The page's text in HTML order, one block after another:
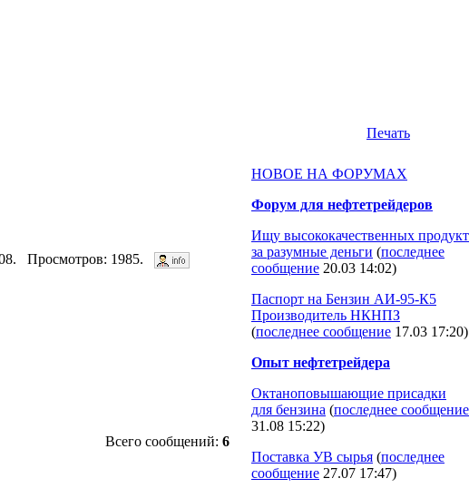
Печать
Просмотров: 1985.
Всего сообщений: 6
НОВОЕ НА ФОРУМАХ
Форум для нефтетрейдеров
Ищу высококачественных продукт
за разумные деньги (последнее
сообщение 20.03 14:02)
Паспорт на Бензин АИ-95-К5
Производитель НКНПЗ
(последнее сообщение 17.03 17:20)
Опыт нефтетрейдера
Октаноповышающие присадки
для бензина (последнее сообщение
31.08 15:22)
Поставка УВ сырья (последнее
сообщение 27.07 17:47)